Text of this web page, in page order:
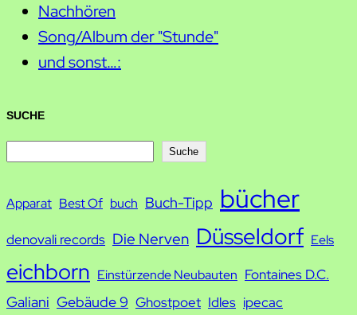
Nachhören
Song/Album der "Stunde"
und sonst…:
SUCHE
c
Suche
Apparat Best Of buch Buch-Tipp bücher
denovali records Die Nerven Düsseldorf Eels
eichborn Einstürzende Neubauten Fontaines D.C.
Galiani Gebäude 9 Ghostpoet Idles ipecac